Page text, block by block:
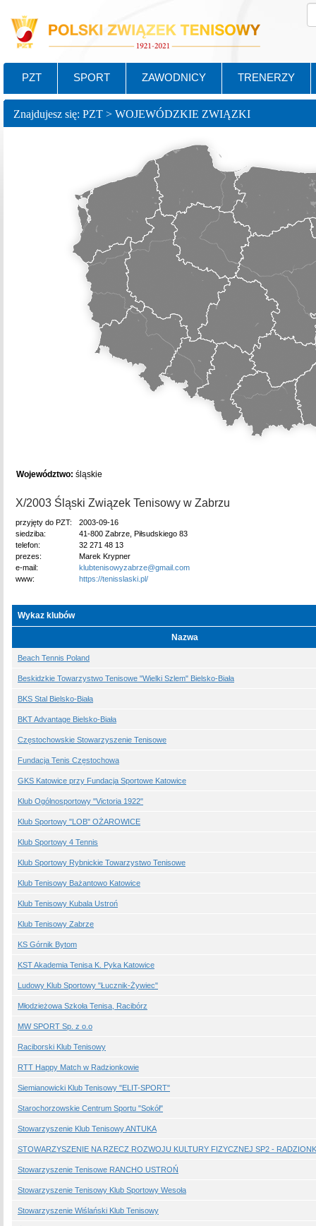
PZT SPORT ZAWODNICY TRENERZY
Znajdujesz się: PZT > WOJEWÓDZKIE ZWIĄZKI
Województwo: śląskie
X/2003 Śląski Związek Tenisowy w Zabrzu
przyjęty do PZT:
2003-09-16
siedziba:
41-800 Zabrze, Piłsudskiego 83
telefon:
32 271 48 13
prezes:
Marek Krypner
e-mail:
klubtenisowyzabrze@gmail.com
www:
https://tenisslaski.pl/
Wykaz klubów
Nazwa
Beach Tennis Poland
Beskidzkie Towarzystwo Tenisowe "Wielki Szlem" Bielsko-Biała
BKS Stal Bielsko-Biała
BKT Advantage Bielsko-Biała
Częstochowskie Stowarzyszenie Tenisowe
Fundacja Tenis Częstochowa
GKS Katowice przy Fundacja Sportowe Katowice
Klub Ogólnosportowy "Victoria 1922"
Klub Sportowy "LOB" OŻAROWICE
Klub Sportowy 4 Tennis
Klub Sportowy Rybnickie Towarzystwo Tenisowe
Klub Tenisowy Bażantowo Katowice
Klub Tenisowy Kubala Ustroń
Klub Tenisowy Zabrze
KS Górnik Bytom
KST Akademia Tenisa K. Pyka Katowice
Ludowy Klub Sportowy "Łucznik-Żywiec"
Młodzieżowa Szkoła Tenisa, Racibórz
MW SPORT Sp. z o.o
Raciborski Klub Tenisowy
RTT Happy Match w Radzionkowie
Siemianowicki Klub Tenisowy "ELIT-SPORT"
Starochorzowskie Centrum Sportu "Sokół"
Stowarzyszenie Klub Tenisowy ANTUKA
STOWARZYSZENIE NA RZECZ ROZWOJU KULTURY FIZYCZNEJ SP2 -
Stowarzyszenie Tenisowe RANCHO USTROŃ
Stowarzyszenie Tenisowy Klub Sportowy Wesoła
Stowarzyszenie Wiślański Klub Tenisowy